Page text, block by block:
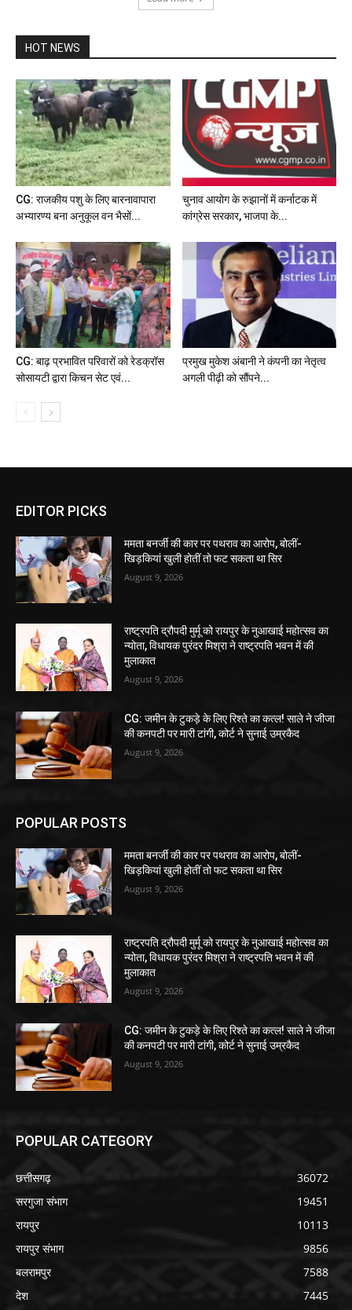
HOT NEWS
CG: राजकीय पशु के लिए बारनावापारा
अभ्यारण्य बना अनुकूल वन भैसों...
चुनाव आयोग के रुझानों में कर्नाटक में
कांग्रेस सरकार, भाजपा के...
CG: बाढ़ प्रभावित परिवारों को रेडक्रॉस
सोसायटी द्वारा किचन सेट एवं...
प्रमुख मुकेश अंबानी ने कंपनी का नेतृत्व
अगली पीढ़ी को सौंपने...
EDITOR PICKS
ममता बनर्जी की कार पर पथराव का आरोप, बोलीं-
खिड़कियां खुली होतीं तो फट सकता था सिर
August 9, 2026
राष्ट्रपति द्रौपदी मुर्मू को रायपुर के नुआखाई महोत्सव का
न्योता, विधायक पुरंदर मिश्रा ने राष्ट्रपति भवन में की
मुलाकात
August 9, 2026
CG: जमीन के टुकड़े के लिए रिश्ते का कत्ल! साले ने जीजा
की कनपटी पर मारी टांगी, कोर्ट ने सुनाई उम्रकैद
August 9, 2026
POPULAR POSTS
ममता बनर्जी की कार पर पथराव का आरोप, बोलीं-
खिड़कियां खुली होतीं तो फट सकता था सिर
August 9, 2026
राष्ट्रपति द्रौपदी मुर्मू को रायपुर के नुआखाई महोत्सव का
न्योता, विधायक पुरंदर मिश्रा ने राष्ट्रपति भवन में की
मुलाकात
August 9, 2026
CG: जमीन के टुकड़े के लिए रिश्ते का कत्ल! साले ने जीजा
की कनपटी पर मारी टांगी, कोर्ट ने सुनाई उम्रकैद
August 9, 2026
POPULAR CATEGORY
छत्तीसगढ़
36072
सरगुजा संभाग
19451
रायपुर
10113
रायपुर संभाग
9856
बलरामपुर
7588
देश
7445